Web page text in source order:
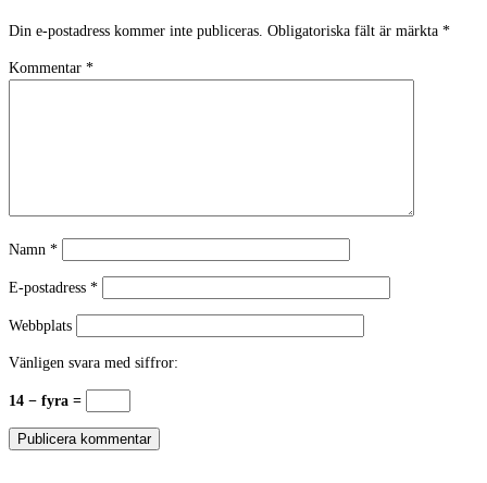
Din e-postadress kommer inte publiceras. Obligatoriska fält är märkta *
Kommentar *
Namn *
E-postadress *
Webbplats
Vänligen svara med siffror:
14 − fyra =